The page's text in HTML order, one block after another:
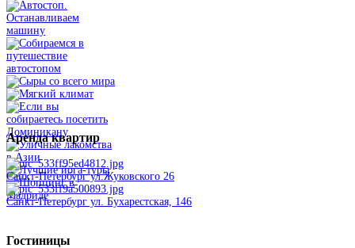
Арендаквартир
Санкт-Петербург ул.Жуковского 26
Санкт-Петербург ул. Бухарестская, 146
Гостиницы